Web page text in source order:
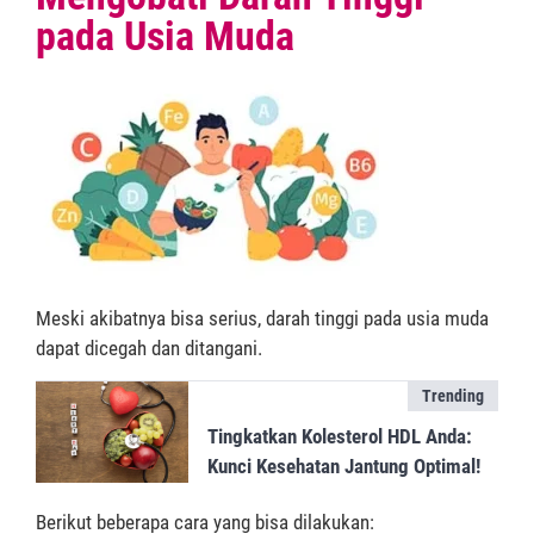
pada Usia Muda
Meski akibatnya bisa serius, darah tinggi pada usia muda
dapat dicegah dan ditangani.
Trending
Tingkatkan Kolesterol HDL Anda:
Kunci Kesehatan Jantung Optimal!
Berikut beberapa cara yang bisa dilakukan: